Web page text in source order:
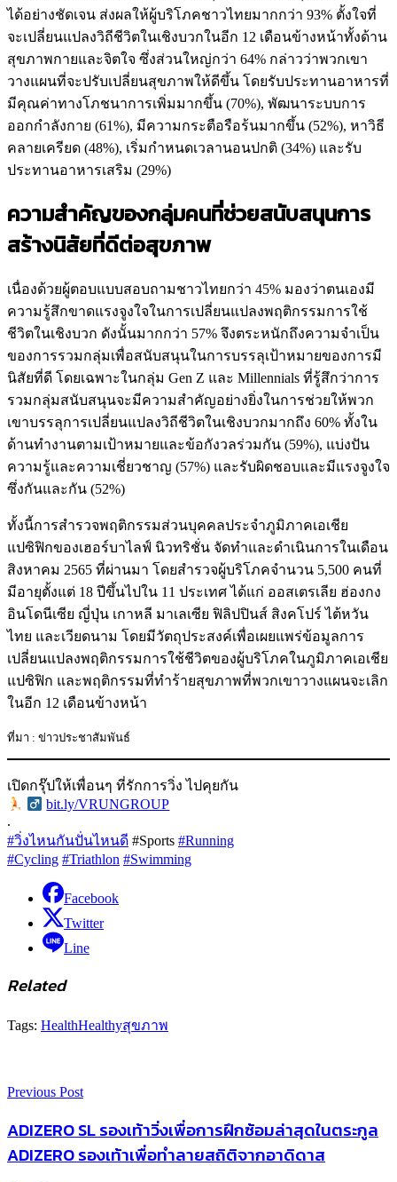
ได้อย่างชัดเจน ส่งผลให้ผู้บริโภคชาวไทยมากกว่า 93% ตั้งใจที่
จะเปลี่ยนแปลงวิถีชีวิตในเชิงบวกในอีก 12 เดือนข้างหน้าทั้งด้าน
สุขภาพกายและจิตใจ ซึ่งส่วนใหญ่กว่า 64% กล่าวว่าพวกเขา
วางแผนที่จะปรับเปลี่ยนสุขภาพให้ดีขึ้น โดยรับประทานอาหารที่
มีคุณค่าทางโภชนาการเพิ่มมากขึ้น (70%), พัฒนาระบบการ
ออกกำลังกาย (61%), มีความกระตือรือร้นมากขึ้น (52%), หาวิธี
คลายเครียด (48%), เริ่มกำหนดเวลานอนปกติ (34%) และรับ
ประทานอาหารเสริม (29%)
ความสำคัญของกลุ่มคนที่ช่วยสนับสนุนการ
สร้างนิสัยที่ดีต่อสุขภาพ
เนื่องด้วยผู้ตอบแบบสอบถามชาวไทยกว่า 45% มองว่าตนเองมี
ความรู้สึกขาดแรงจูงใจในการเปลี่ยนแปลงพฤติกรรมการใช้
ชีวิตในเชิงบวก ดังนั้นมากกว่า 57% จึงตระหนักถึงความจำเป็น
ของการรวมกลุ่มเพื่อสนับสนุนในการบรรลุเป้าหมายของการมี
นิสัยที่ดี โดยเฉพาะในกลุ่ม Gen Z และ Millennials ที่รู้สึกว่าการ
รวมกลุ่มสนับสนุนจะมีความสำคัญอย่างยิ่งในการช่วยให้พวก
เขาบรรลุการเปลี่ยนแปลงวิถีชีวิตในเชิงบวกมากถึง 60% ทั้งใน
ด้านทำงานตามเป้าหมายและข้อกังวลร่วมกัน (59%), แบ่งปัน
ความรู้และความเชี่ยวชาญ (57%) และรับผิดชอบและมีแรงจูงใจ
ซึ่งกันและกัน (52%)
ทั้งนี้การสำรวจพฤติกรรมส่วนบุคคลประจำภูมิภาคเอเชีย
แปซิฟิกของเฮอร์บาไลฟ์ นิวทริชั่น จัดทำและดำเนินการในเดือน
สิงหาคม 2565 ที่ผ่านมา โดยสำรวจผู้บริโภคจำนวน 5,500 คนที่
มีอายุตั้งแต่ 18 ปีขึ้นไปใน 11 ประเทศ ได้แก่ ออสเตรเลีย ฮ่องกง
อินโดนีเซีย ญี่ปุ่น เกาหลี มาเลเซีย ฟิลิปปินส์ สิงคโปร์ ไต้หวัน
ไทย และเวียดนาม โดยมีวัตถุประสงค์เพื่อเผยแพร่ข้อมูลการ
เปลี่ยนแปลงพฤติกรรมการใช้ชีวิตของผู้บริโภคในภูมิภาคเอเชีย
แปซิฟิก และพฤติกรรมที่ทำร้ายสุขภาพที่พวกเขาวางแผนจะเลิก
ในอีก 12 เดือนข้างหน้า
ที่มา : ข่าวประชาสัมพันธ์
เปิดกรุ๊ปให้เพื่อนๆ ที่รักการวิ่ง ไปคุยกัน
bit.ly/VRUNGROUP
.
#วิ่งไหนกันปั่นไหนดี #Sports #Running
#Cycling #Triathlon #Swimming
Facebook
Twitter
Line
Related
Tags: HealthHealthyสุขภาพ
Previous Post
ADIZERO SL รองเท้าวิ่งเพื่อการฝึกซ้อมล่าสุดในตระกูล
ADIZERO รองเท้าเพื่อทำลายสถิติจากอาดิดาส